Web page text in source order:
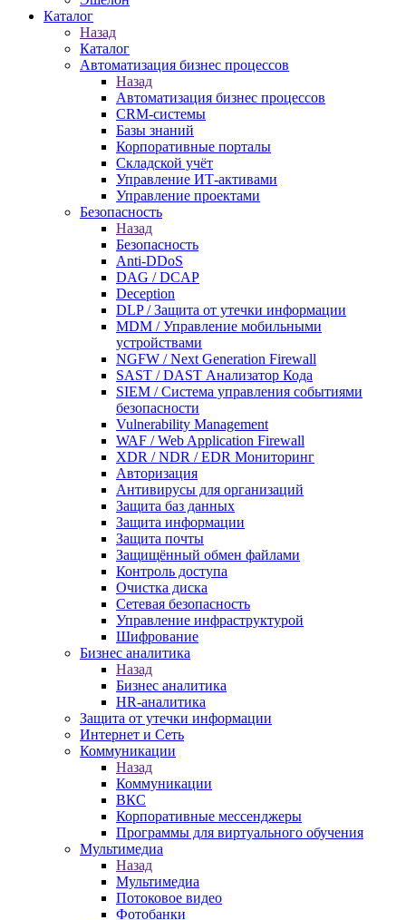
Каталог
Назад
Каталог
Автоматизация бизнес процессов
Назад
Автоматизация бизнес процессов
CRM-системы
Базы знаний
Корпоративные порталы
Складской учёт
Управление ИТ-активами
Управление проектами
Безопасность
Назад
Безопасность
Anti-DDoS
DAG / DCAP
Deception
DLP / Защита от утечки информации
MDM / Управление мобильными
устройствами
NGFW / Next Generation Firewall
SAST / DAST Анализатор Кода
SIEM / Система управления событиями
безопасности
Vulnerability Management
WAF / Web Application Firewall
XDR / NDR / EDR Мониторинг
Авторизация
Антивирусы для организаций
Защита баз данных
Защита информации
Защита почты
Защищённый обмен файлами
Контроль доступа
Очистка диска
Сетевая безопасность
Управление инфраструктурой
Шифрование
Бизнес аналитика
Назад
Бизнес аналитика
HR-аналитика
Защита от утечки информации
Интернет и Сеть
Коммуникации
Назад
Коммуникации
ВКС
Корпоративные мессенджеры
Программы для виртуального обучения
Мультимедиа
Назад
Мультимедиа
Потоковое видео
Фотобанки